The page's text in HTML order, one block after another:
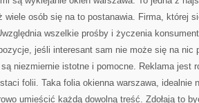
wiele osób się na to postanawia. Firma, której
wszelkie prośby i życzenia
jeśli interesant sam nie może się na nic
niezmiernie istotne i pomocne. Reklama jest
folii. Taka folia okienna warszawa, idealnie
umieścić każdą dowolną treść. Zdołają to